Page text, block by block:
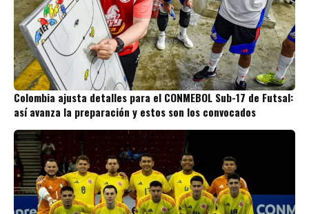
Colombia ajusta detalles para el CONMEBOL Sub-17 de Futsal:
así avanza la preparación y estos son los convocados